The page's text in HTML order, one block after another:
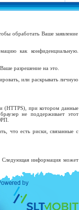
обработать Ваше заявление
как конфиденциальную.
разрешение на это.
или раскрывать личную
(HTTPS), при котором данные
не поддерживает этот
что есть риски, связанные с
Следующая информация может